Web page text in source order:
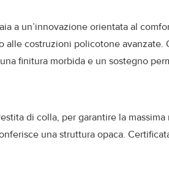
a un’innovazione orientata al
costruzioni policotone avanzate.
finitura morbida e un sostegno
di colla, per garantire la
una struttura opaca.